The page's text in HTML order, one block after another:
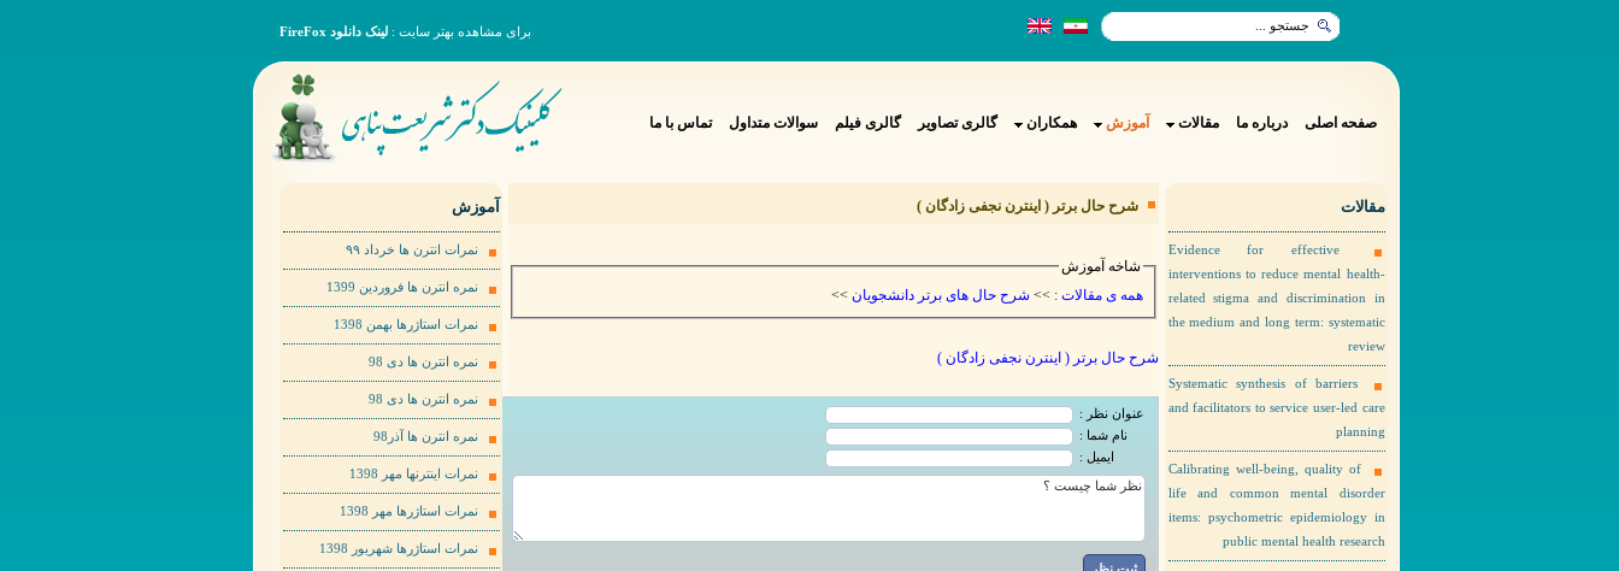
برای مشاهده بهتر سایت : لینک دانلود FireFox
صفحه اصلی درباره ما مقالات آموزش همکاران گالری تصاویر گالری فیلم سوالات متداول تماس با ما
مقالات
Evidence for effective
interventions to reduce mental health-
related stigma and discrimination in
the medium and long term: systematic
review
Systematic synthesis of barriers
and facilitators to service user-led care
planning
Calibrating well-being, quality of
life and common mental disorder
items: psychometric epidemiology in
public mental health research
شرح حال برتر ( اینترن نجفی زادگان )
شاخه آموزش
همه ی مقالات :
شرح حال های برتر دانشجویان >>
شرح حال برتر ( اینترن نجفی زادگان )
عنوان نظر :
نام شما :
ایمیل :
آموزش
نمرات انترن ها خرداد ٩٩
نمره انترن ها فروردین 1399
نمرات استاژرها بهمن 1398
نمره انترن ها دی 98
نمره انترن ها دی 98
نمره انترن ها آذر98
نمرات اینترنها مهر 1398
نمرات استاژرها مهر 1398
نمرات استاژرها شهریور 1398